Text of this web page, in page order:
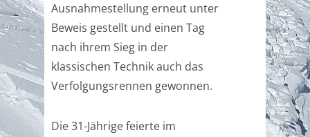
Ausnahmestellung erneut unter
Beweis gestellt und einen Tag
nach ihrem Sieg in der
klassischen Technik auch das
Verfolgungsrennen gewonnen.
Die 31-Jährige feierte im